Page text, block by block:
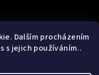
Dalším procházením
s jejich používáním..